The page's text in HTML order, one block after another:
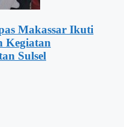
Makassar Ikuti
Kegiatan
Sulsel